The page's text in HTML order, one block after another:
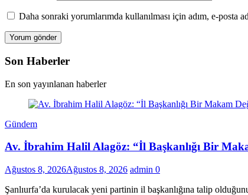
Daha sonraki yorumlarımda kullanılması için adım, e-posta
Son Haberler
En son yayınlanan haberler
Gündem
Av. İbrahim Halil Alagöz: “İl Başkanlığı Bir
Ağustos 8, 2026Ağustos 8, 2026 admin 0
Şanlıurfa’da kurulacak yeni partinin il başkanlığına talip